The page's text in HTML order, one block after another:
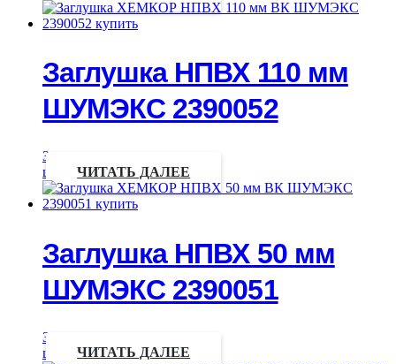
Заглушка НПВХ 110 мм
ШУМЭКС 2390052
Запрос
цены
ЧИТАТЬ ДАЛЕЕ
Заглушка НПВХ 50 мм
ШУМЭКС 2390051
Запрос
цены
ЧИТАТЬ ДАЛЕЕ